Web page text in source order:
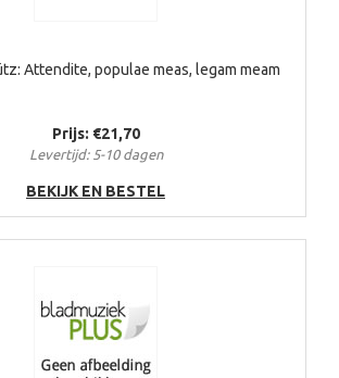
Attendite, populae meas, legam meam
Prijs: €21,70
Levertijd: 5-10 dagen
BEKIJK EN BESTEL